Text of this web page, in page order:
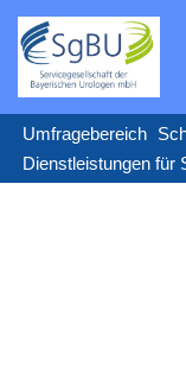
Zum
Inhalt
springen
Umfragebereich
Dienstleistungen für